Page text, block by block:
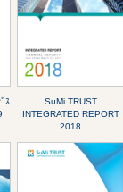
ｽ
SuMi TRUST
INTEGRATED REPORT
2018